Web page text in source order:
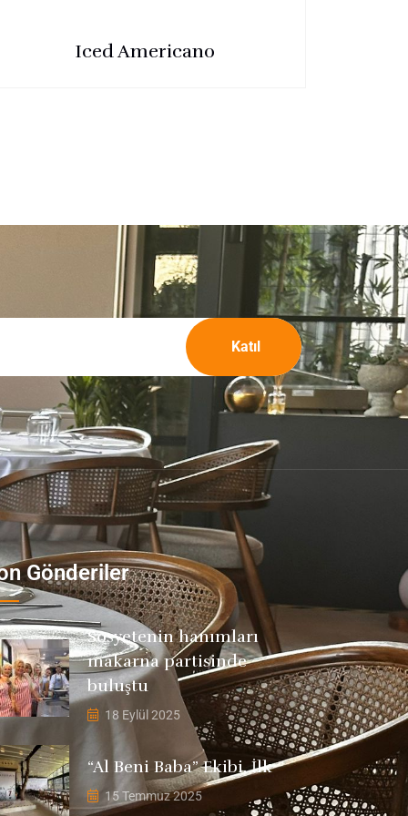
Iced Americano
Katıl
Gönderiler
Sosyetenin hanımları
makarna partisinde
buluştu
18 Eylül 2025
“Al Beni Baba” Ekibi, İlk
15 Temmuz 2025